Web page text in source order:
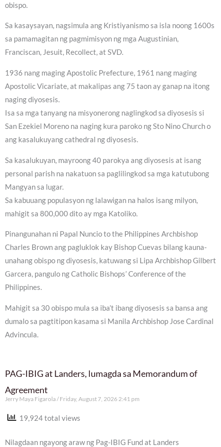
obispo.
Sa kasaysayan, nagsimula ang Kristiyanismo sa isla noong 1600s
sa pamamagitan ng pagmimisyon ng mga Augustinian,
Franciscan, Jesuit, Recollect, at SVD.
1936 nang maging Apostolic Prefecture, 1961 nang maging
Apostolic Vicariate, at makalipas ang 75 taon ay ganap na itong
naging diyosesis.
Isa sa mga tanyang na misyonerong naglingkod sa diyosesis si
San Ezekiel Moreno na naging kura paroko ng Sto Nino Church o
ang kasalukuyang cathedral ng diyosesis.
Sa kasalukuyan, mayroong 40 parokya ang diyosesis at isang
personal parish na nakatuon sa paglilingkod sa mga katutubong
Mangyan sa lugar.
Sa kabuuang populasyon ng lalawigan na halos isang milyon,
mahigit sa 800,000 dito ay mga Katoliko.
Pinangunahan ni Papal Nuncio to the Philippines Archbishop
Charles Brown ang pagluklok kay Bishop Cuevas bilang kauna-
unahang obispo ng diyosesis, katuwang si Lipa Archbishop Gilbert
Garcera, pangulo ng Catholic Bishops’ Conference of the
Philippines.
Mahigit sa 30 obispo mula sa iba’t ibang diyosesis sa bansa ang
dumalo sa pagtitipon kasama si Manila Archbishop Jose Cardinal
Advincula.
PAG-IBIG at Landers, lumagda sa Memorandum of
Agreement
Jerry Maya Figarola Friday, August 7, 2026 2:41 pm
19,924 total views
Nilagdaan ngayong araw ng Pag-IBIG Fund at Landers